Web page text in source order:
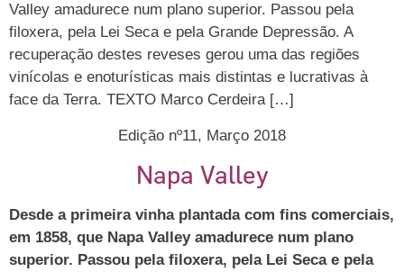
Valley amadurece num plano superior. Passou pela
filoxera, pela Lei Seca e pela Grande Depressão. A
recuperação destes reveses gerou uma das regiões
vinícolas e enoturísticas mais distintas e lucrativas à
face da Terra. TEXTO Marco Cerdeira […]
Edição nº11, Março 2018
Napa Valley
Desde a primeira vinha plantada com fins comerciais,
em 1858, que Napa Valley amadurece num plano
superior. Passou pela filoxera, pela Lei Seca e pela